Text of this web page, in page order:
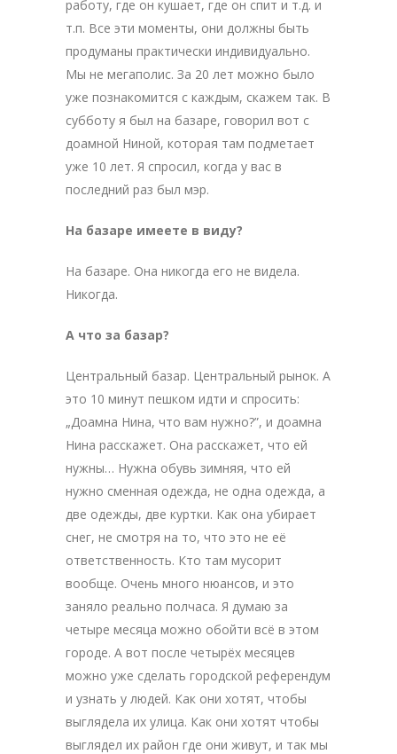
работу, где он кушает, где он спит и т.д. и
т.п. Все эти моменты, они должны быть
продуманы практически индивидуально.
Мы не мегаполис. За 20 лет можно было
уже познакомится с каждым, скажем так. В
субботу я был на базаре, говорил вот с
доамной Ниной, которая там подметает
уже 10 лет. Я спросил, когда у вас в
последний раз был мэр.
На базаре имеете в виду?
На базаре. Она никогда его не видела.
Никогда.
А что за базар?
Центральный базар. Центральный рынок. А
это 10 минут пешком идти и спросить:
„Доамна Нина, что вам нужно?”, и доамна
Нина расскажет. Она расскажет, что ей
нужны… Нужна обувь зимняя, что ей
нужно сменная одежда, не одна одежда, а
две одежды, две куртки. Как она убирает
снег, не смотря на то, что это не её
ответственность. Кто там мусорит
вообще. Очень много нюансов, и это
заняло реально полчаса. Я думаю за
четыре месяца можно обойти всё в этом
городе. А вот после четырёх месяцев
можно уже сделать городской референдум
и узнать у людей. Как они хотят, чтобы
выглядела их улица. Как они хотят чтобы
выглядел их район где они живут, и так мы